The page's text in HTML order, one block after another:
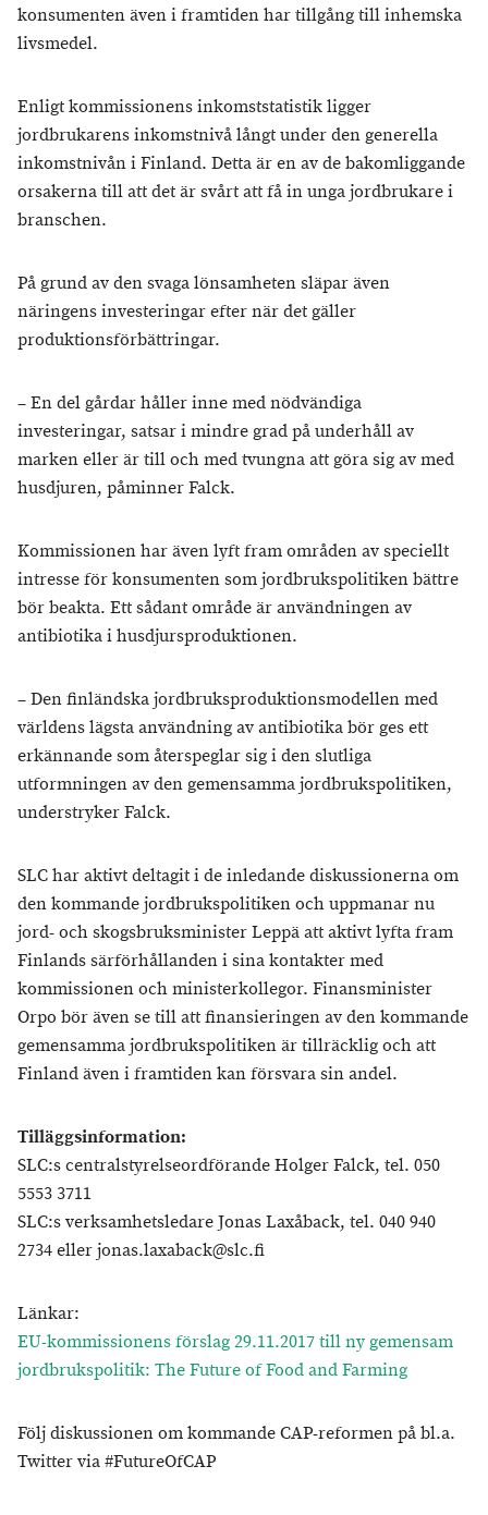
konsumenten även i framtiden har tillgång till inhemska
livsmedel.
Enligt kommissionens inkomststatistik ligger
jordbrukarens inkomstnivå långt under den generella
inkomstnivån i Finland. Detta är en av de bakomliggande
orsakerna till att det är svårt att få in unga jordbrukare i
branschen.
På grund av den svaga lönsamheten släpar även
näringens investeringar efter när det gäller
produktionsförbättringar.
– En del gårdar håller inne med nödvändiga
investeringar, satsar i mindre grad på underhåll av
marken eller är till och med tvungna att göra sig av med
husdjuren, påminner Falck.
Kommissionen har även lyft fram områden av speciellt
intresse för konsumenten som jordbrukspolitiken bättre
bör beakta. Ett sådant område är användningen av
antibiotika i husdjursproduktionen.
– Den finländska jordbruksproduktionsmodellen med
världens lägsta användning av antibiotika bör ges ett
erkännande som återspeglar sig i den slutliga
utformningen av den gemensamma jordbrukspolitiken,
understryker Falck.
SLC har aktivt deltagit i de inledande diskussionerna om
den kommande jordbrukspolitiken och uppmanar nu
jord- och skogsbruksminister Leppä att aktivt lyfta fram
Finlands särförhållanden i sina kontakter med
kommissionen och ministerkollegor. Finansminister
Orpo bör även se till att finansieringen av den kommande
gemensamma jordbrukspolitiken är tillräcklig och att
Finland även i framtiden kan försvara sin andel.
Tilläggsinformation:
SLC:s centralstyrelseordförande Holger Falck, tel. 050
5553 3711
SLC:s verksamhetsledare Jonas Laxåback, tel. 040 940
2734 eller jonas.laxaback@slc.fi
Länkar:
EU-kommissionens förslag 29.11.2017 till ny gemensam
jordbrukspolitik: The Future of Food and Farming
Följ diskussionen om kommande CAP-reformen på bl.a.
Twitter via #FutureOfCAP